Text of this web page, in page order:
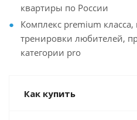
квартиры по России
Комплекс premium
тренировки любителей,
категории pro
Как купить